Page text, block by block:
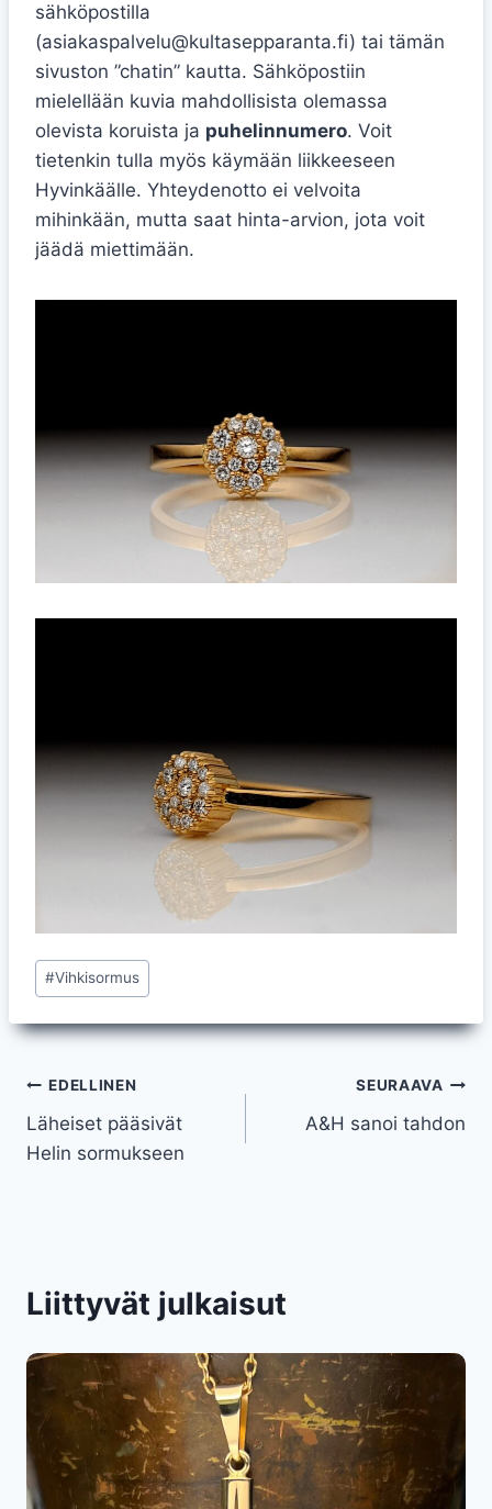
sähköpostilla
(asiakaspalvelu@kultasepparanta.fi) tai tämän
sivuston ”chatin” kautta. Sähköpostiin
mielellään kuvia mahdollisista olemassa
olevista koruista ja puhelinnumero. Voit
tietenkin tulla myös käymään liikkeeseen
Hyvinkäälle. Yhteydenotto ei velvoita
mihinkään, mutta saat hinta-arvion, jota voit
jäädä miettimään.
Avainsanat:
#Vihkisormus
Artikkelien
selaus
EDELLINEN
Läheiset pääsivät
Helin sormukseen
SEURAAVA
A&H sanoi tahdon
Liittyvät julkaisut